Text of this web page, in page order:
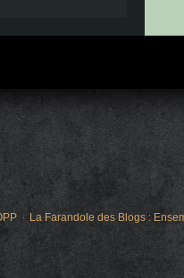
La Farandole des Blogs :